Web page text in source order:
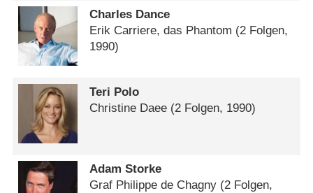
Charles Dance
Erik Carriere, das Phantom (2 Folgen,
1990)
Teri Polo
Christine Daee (2 Folgen, 1990)
Adam Storke
Graf Philippe de Chagny (2 Folgen,